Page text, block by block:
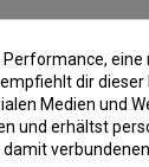
Performance,
dir
Medien und
und erhältst
damit